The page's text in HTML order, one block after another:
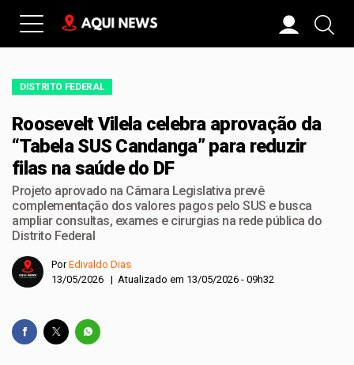
DISTRITO FEDERAL
Roosevelt Vilela celebra aprovação da
“Tabela SUS Candanga” para reduzir
filas na saúde do DF
Projeto aprovado na Câmara Legislativa prevê
complementação dos valores pagos pelo SUS e busca
ampliar consultas, exames e cirurgias na rede pública do
Distrito Federal
PorEdivaldo Dias
13/05/2026 | Atualizado em 13/05/2026 - 09h32